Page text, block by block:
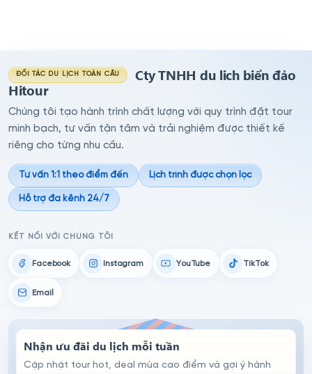
ĐỐI TÁC DU LỊCH TOÀN CẦU
Cty TNHH du lich biển đảo
Hitour
Chúng tôi tạo hành trình chất lượng với quy trình đặt tour
minh bạch, tư vấn tận tâm và trải nghiệm được thiết kế
riêng cho từng nhu cầu.
Tư vấn 1:1 theo điểm đến Lịch trình được chọn lọc
Hỗ trợ đa kênh 24/7
KẾT NỐI VỚI CHÚNG TÔI
Facebook Instagram YouTube TikTok
Email
Nhận ưu đãi du lịch mỗi tuần
Cập nhật tour hot, deal mùa cao điểm và gợi ý hành